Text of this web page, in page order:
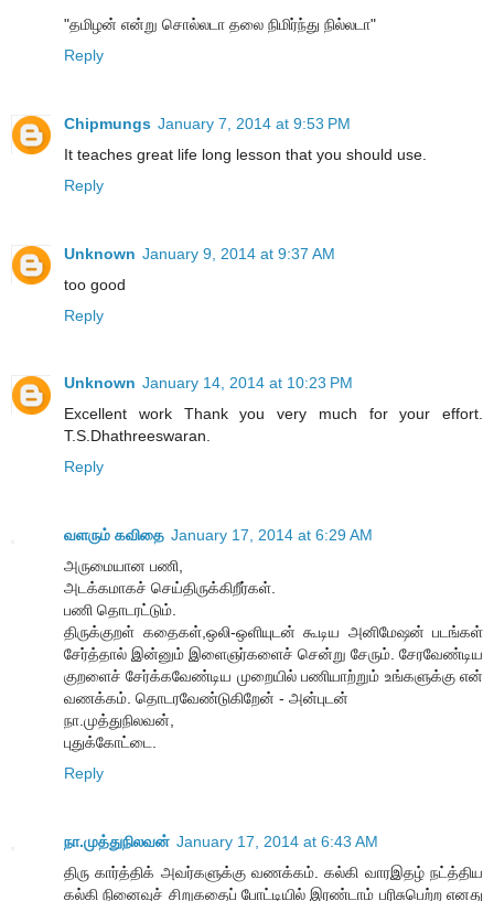
"தமிழன் என்று சொல்லடா தலை நிமிர்ந்து நில்லடா"
Reply
Chipmungs January 7, 2014 at 9:53 PM
It teaches great life long lesson that you should use.
Reply
Unknown January 9, 2014 at 9:37 AM
too good
Reply
Unknown January 14, 2014 at 10:23 PM
Excellent work Thank you very much for your effort.
T.S.Dhathreeswaran.
Reply
வளரும் கவிதை January 17, 2014 at 6:29 AM
அருமையான பணி,
அடக்கமாகச் செய்திருக்கிறீர்கள்.
பணி தொடரட்டும்.
திருக்குறள் கதைகள்,ஒலி-ஒளியுடன் கூடிய அனிமேஷன் படங்கள்
சேர்த்தால் இன்னும் இளைஞர்களைச் சென்று சேரும். சேரவேண்டிய
குறளைச் சேர்க்கவேண்டிய முறையில் பணியாற்றும் உங்களுக்கு என்
வணக்கம். தொடரவேண்டுகிறேன் - அன்புடன்
நா.முத்துநிலவன்,
புதுக்கோட்டை.
Reply
நா.முத்துநிலவன் January 17, 2014 at 6:43 AM
திரு கார்த்திக் அவர்களுக்கு வணக்கம். கல்கி வாரஇதழ் நட்த்திய
கல்கி நினைவுச் சிறுகதைப் போட்டியில் இரண்டாம் பரிசுபெற்ற எனது